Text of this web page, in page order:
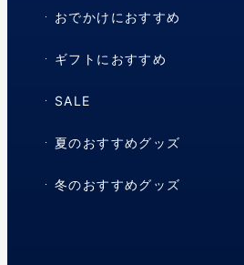
おでかけにおすすめ
ギフトにおすすめ
SALE
夏のおすすめグッズ
冬のおすすめグッズ